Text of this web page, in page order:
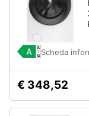
Scheda
€ 348,52